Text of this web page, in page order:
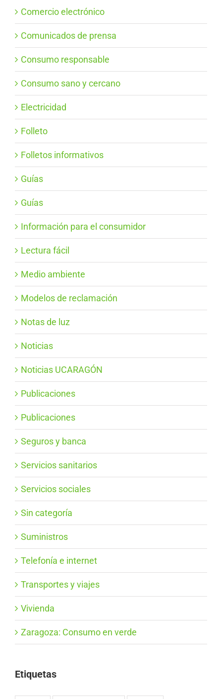
Comercio electrónico
Comunicados de prensa
Consumo responsable
Consumo sano y cercano
Electricidad
Folleto
Folletos informativos
Guías
Guías
Información para el consumidor
Lectura fácil
Medio ambiente
Modelos de reclamación
Notas de luz
Noticias
Noticias UCARAGÓN
Publicaciones
Publicaciones
Seguros y banca
Servicios sanitarios
Servicios sociales
Sin categoría
Suministros
Telefonía e internet
Transportes y viajes
Vivienda
Zaragoza: Consumo en verde
Etiquetas